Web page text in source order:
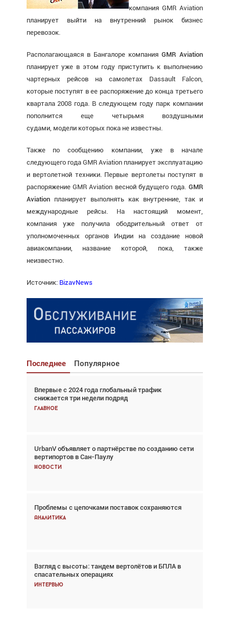
компания GMR Aviation
планирует выйти на внутренний рынок бизнес
перевозок.
Располагающаяся в Бангалоре компанияGMR Aviation
планирует уже в этом году приступить к выполнению
чартерных рейсов на самолетах Dassault Falcon,
которые поступят в ее распоряжение до конца третьего
квартала 2008 года. В следующем году парк компании
пополнится еще четырьмя воздушными
судами, модели которых пока не известны.
Также по сообщению компании, уже в начале
следующего года GMR Aviation планирует эксплуатацию
и вертолетной техники. Первые вертолеты поступят в
распоряжение GMR Aviation весной будущего года. GMR
Aviationпланирует выполнять как внутренние, так и
международные рейсы. На настоящий момент,
компания уже получила ободрительный ответ от
уполномоченных органов Индии на создание новой
авиакомпании, название которой, пока, также
неизвестно.
Источник: BizavNews
Последнее Популярное
Впервые с 2024 года глобальный трафик
снижается три недели подряд
Главное
UrbanV объявляет о партнёрстве по созданию сети
вертипортов в Сан-Паулу
Новости
Проблемы с цепочками поставок сохраняются
Аналитика
Взгляд с высоты: тандем вертолётов и БПЛА в
спасательных операциях
Интервью
Взгляд с высоты: тандем вертолётов и БПЛА в
спасательных операциях
Главное
Авиационный фотограф Дэйв Кох: «Фотография
говорит сама за себя... а ИИ всё портит»
Новости
Впервые с 2024 года глобальный трафик
снижается три недели подряд
Частный самолёт – это актив. Подходите к
покупке соответствующим образом
Интервью